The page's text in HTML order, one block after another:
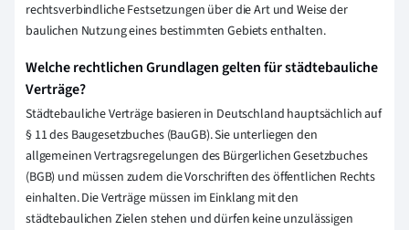
rechtsverbindliche Festsetzungen über die Art und Weise der
baulichen Nutzung eines bestimmten Gebiets enthalten.
Welche rechtlichen Grundlagen gelten für städtebauliche
Verträge?
Städtebauliche Verträge basieren in Deutschland hauptsächlich auf
§ 11 des Baugesetzbuches (BauGB). Sie unterliegen den
allgemeinen Vertragsregelungen des Bürgerlichen Gesetzbuches
(BGB) und müssen zudem die Vorschriften des öffentlichen Rechts
einhalten. Die Verträge müssen im Einklang mit den
städtebaulichen Zielen stehen und dürfen keine unzulässigen